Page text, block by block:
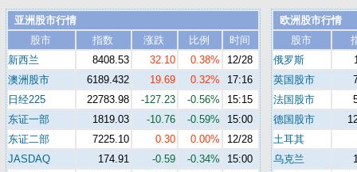
亚洲股市行情
股市
指数 涨跌 比例
时间
新西兰
8408.53 32.10 0.38%
12/28
澳洲股市
6189.432 19.69 0.32%
17:16
日经225
22783.98 -127.23 -0.56%
15:15
东证一部
1819.03 -10.76 -0.59%
15:00
东证二部
7225.10 0.30 0.00%
12/28
JASDAQ
174.91 -0.59 -0.34%
15:00
欧洲股市行情
股市
俄罗斯
英国股市
法国股市
德国股市
土耳其
乌克兰